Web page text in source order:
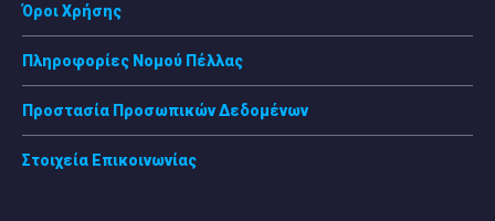
Όροι Χρήσης
Πληροφορίες Νομού Πέλλας
Προστασία Προσωπικών Δεδομένων
Στοιχεία Επικοινωνίας